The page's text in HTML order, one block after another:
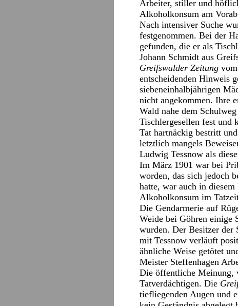
Arbeiter, stiller und
Alkoholkonsum am
Nach intensiver Suche
festgenommen. Bei der
gefunden, die er als
Johann Schmidt aus
Greifswalder Zeitung
entscheidenden Hinweis
siebeneinhalbjährigen
nicht angekommen. Ihre
Wald nahe dem
Tischlergesellen fest und
Tat hartnäckig bestritt
letztlich mangels
Ludwig Tessnow als
Im März 1901 war bei
worden, das sich jedoch
hatte, war auch in
Alkoholkonsum im
Die Gendarmerie auf
Weide bei Göhren einige
wurden. Der Besitzer der
mit Tessnow verläuft
ähnliche Weise getötet
Meister Steffenhagen
Die öffentliche Meinung,
Tatverdächtigen. Die
tiefliegenden Augen und